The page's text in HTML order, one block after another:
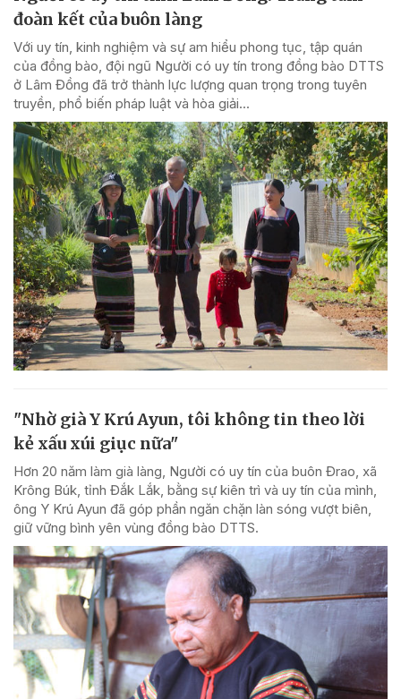
đoàn kết của buôn làng
Với uy tín, kinh nghiệm và sự am hiểu phong tục, tập quán
của đồng bào, đội ngũ Người có uy tín trong đồng bào DTTS
ở Lâm Đồng đã trở thành lực lượng quan trọng trong tuyên
truyền, phổ biến pháp luật và hòa giải...
"Nhờ già Y Krú Ayun, tôi không tin theo lời
kẻ xấu xúi giục nữa"
Hơn 20 năm làm già làng, Người có uy tín của buôn Đrao, xã
Krông Búk, tỉnh Đắk Lắk, bằng sự kiên trì và uy tín của mình,
ông Y Krú Ayun đã góp phần ngăn chặn làn sóng vượt biên,
giữ vững bình yên vùng đồng bào DTTS.